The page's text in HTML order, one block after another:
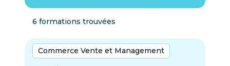
6 formations trouvées
Commerce Vente et Management